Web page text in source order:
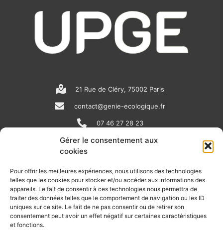
Gérer le consentement aux
cookies
Pour offrir les meilleures expériences, nous utilisons des technologies
telles que les cookies pour stocker et/ou accéder aux informations des
appareils. Le fait de consentir à ces technologies nous permettra de
traiter des données telles que le comportement de navigation ou les ID
uniques sur ce site. Le fait de ne pas consentir ou de retirer son
consentement peut avoir un effet négatif sur certaines caractéristiques
et fonctions.
21 Rue de Cléry, 75002 Paris
contact@genie-ecologique.fr
07 46 27 28 23
N
e
w
s
p
i
n
k
e
o
u
t
u
RECEVOIR L'ACTU DE LA FILIÈRE
Retrouvez tous les mois les articles terrain de nos adhérents, les
rendez-vous importants de la filière, nos offres de stages et